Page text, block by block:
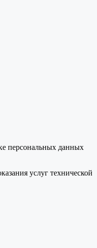
персональных данных
услуг технической